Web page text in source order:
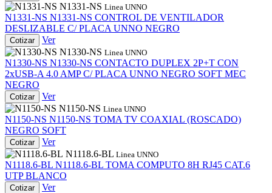
N1331-NS Linea UNNO
N1331-NS N1331-NS CONTROL DE VENTILADOR
DESLIZABLE C/ PLACA UNNO NEGRO
Cotizar
Ver
N1330-NS Linea UNNO
N1330-NS N1330-NS CONTACTO DUPLEX 2P+T CON
2xUSB-A 4.0 AMP C/ PLACA UNNO NEGRO SOFT MEC
NEGRO
Cotizar
Ver
N1150-NS Linea UNNO
N1150-NS N1150-NS TOMA TV COAXIAL (ROSCADO)
NEGRO SOFT
Cotizar
Ver
N1118.6-BL Linea UNNO
N1118.6-BL N1118.6-BL TOMA COMPUTO 8H RJ45 CAT.6
UTP BLANCO
Cotizar
Ver